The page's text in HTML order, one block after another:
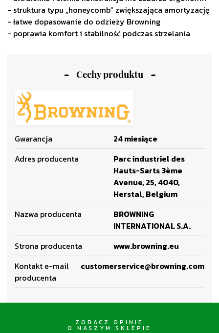
Cechy produktu
Gwarancja
24 miesiące
Adres producenta
Parc industriel des
Hauts-Sarts 3ème
Avenue, 25, 4040,
Herstal, Belgium
Nazwa producenta
BROWNING
INTERNATIONAL S.A.
Strona producenta
www.browning.eu
Kontakt e-mail
producenta
customerservice@browning.com
- struktura typu „honeycomb” zwiększająca amortyzację
- łatwe dopasowanie do odzieży Browning
- poprawia komfort i stabilność podczas strzelania
ZOBACZ OPINIE
O NASZYM SKLEPIE